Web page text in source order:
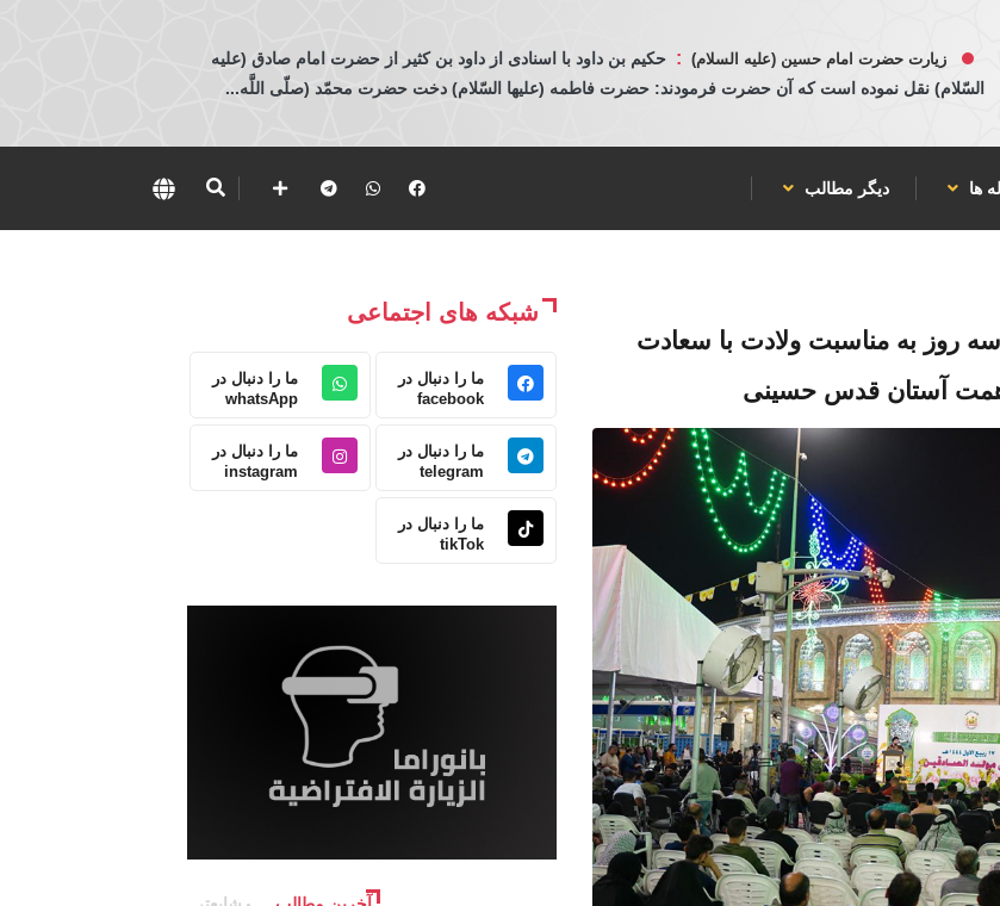
زیارت حضرت امام حسین (علیه السلام) : حكيم بن داود با اسنادی از داود بن كثير از حضرت امام صادق (عليه
السّلام) نقل نموده است كه آن حضرت فرمودند: حضرت فاطمه (عليها السّلام) دخت حضرت محمّد (صلّى اللَّه...
ها دیگر مطالب
روز به مناسبت ولادت با سعادت
همت آستان قدس حسینی
شبکه های اجتماعی
ما را دنبال در
facebook
ما را دنبال در
whatsApp
ما را دنبال در
telegram
ما را دنبال در
instagram
ما را دنبال در
tikTok